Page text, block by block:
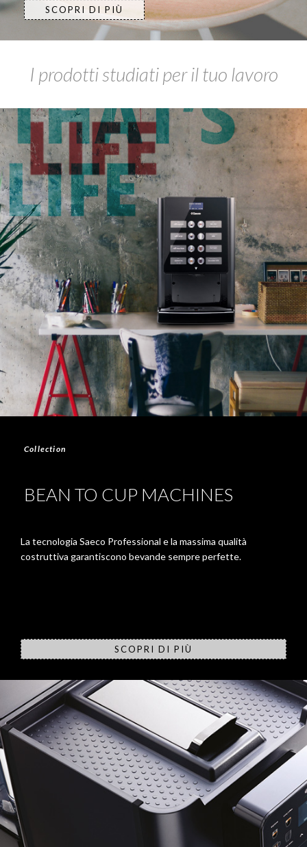
SCOPRI DI PIÙ
I prodotti studiati per il tuo lavoro
Collection
BEAN TO CUP MACHINES
La tecnologia Saeco Professional e la massima qualità
costruttiva garantiscono bevande sempre perfette.
SCOPRI DI PIÙ